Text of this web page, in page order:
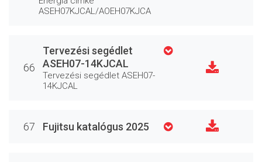
ASEH07KJCAL/AOEH07KJCA
66
Tervezési segédlet
ASEH07-14KJCAL
Tervezési segédlet ASEH07-
14KJCAL
67 Fujitsu katalógus 2025